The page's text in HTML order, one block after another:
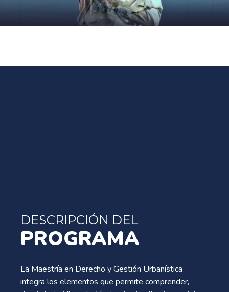
DESCRIPCIÓN DEL
PROGRAMA
La Maestría en Derecho y Gestión Urbanística
integra los elementos que permite comprender,